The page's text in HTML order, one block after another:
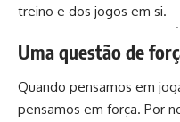
treino e dos jogos em si.
-
Uma questão de
Quando pensamos em
pensamos em força. Por